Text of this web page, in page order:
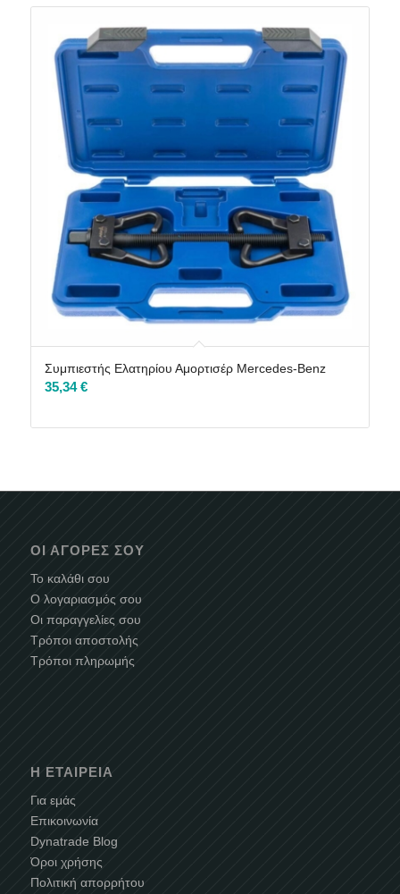
Συμπιεστής Ελατηρίου Αμορτισέρ Mercedes-Benz
35,34€
ΟΙ ΑΓΟΡΈΣ ΣΟΥ
Το καλάθι σου
Ο λογαριασμός σου
Οι παραγγελίες σου
Τρόποι αποστολής
Τρόποι πληρωμής
Η ΕΤΑΙΡΕΊΑ
Για εμάς
Επικοινωνία
Dynatrade Blog
Όροι χρήσης
Πολιτική απορρήτου